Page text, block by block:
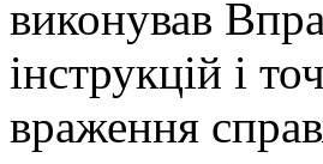
виконував
інструкцій і
враження